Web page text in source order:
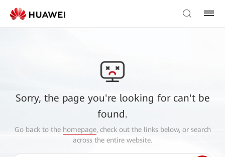
Sorry, the page you're looking for can't be
found.
Go back to the homepage, check out the links below, or search
across the entire website.